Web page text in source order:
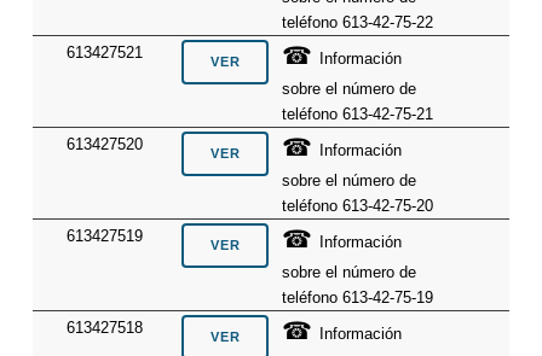
teléfono 613-42-75-22
613427521
☎ Información
sobre el número de
teléfono 613-42-75-21
613427520
☎ Información
sobre el número de
teléfono 613-42-75-20
613427519
☎ Información
sobre el número de
teléfono 613-42-75-19
613427518
☎ Información